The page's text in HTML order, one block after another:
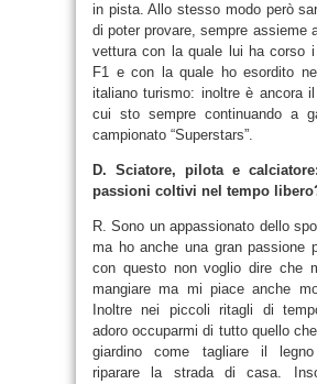
in pista. Allo stesso modo però
di poter provare, sempre assieme
vettura con la quale lui ha corso
F1 e con la quale ho esordito
italiano turismo: inoltre è ancora
cui sto sempre continuando a
campionato “Superstars”.
D. Sciatore, pilota e
passioni coltivi nel tempo
R. Sono un appassionato dello
ma ho anche una gran passione
con questo non voglio dire che
mangiare ma mi piace anche
Inoltre nei piccoli ritagli di
adoro occuparmi di tutto quello
giardino come tagliare il
riparare la strada di casa.